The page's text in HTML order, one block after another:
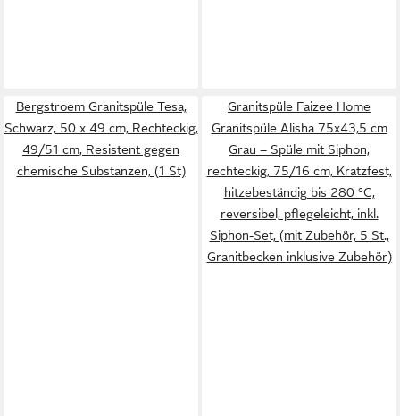
Bergstroem Granitspüle Tesa,
Schwarz, 50 x 49 cm, Rechteckig,
49/51 cm, Resistent gegen
chemische Substanzen, (1 St)
Granitspüle Faizee Home
Granitspüle Alisha 75x43,5 cm
Grau – Spüle mit Siphon,
rechteckig, 75/16 cm, Kratzfest,
hitzebeständig bis 280 °C,
reversibel, pflegeleicht, inkl.
Siphon-Set, (mit Zubehör, 5 St.,
Granitbecken inklusive Zubehör)